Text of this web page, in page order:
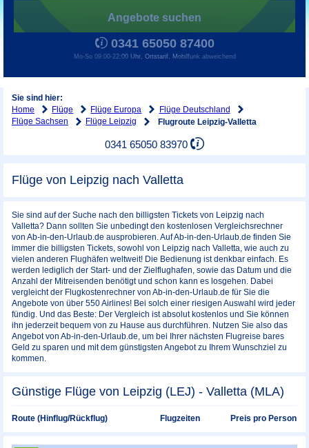
Angebote suchen
0341 65050 87400
Mo-So 09:00-22:00 Uhr, Ortstarif, Mobilfunk abweichend
Sie sind hier:
Home
Flüge Flüge Europa
Flüge Deutschland
Flüge Sachsen
Flüge Leipzig Flugroute Leipzig-Valletta
0341 65050 83970
Flüge von Leipzig nach Valletta
Sie sind auf der Suche nach den billigsten Tickets von Leipzig nach
Valletta? Dann sollten Sie unbedingt den kostenlosen Vergleichsrechner
von Ab-in-den-Urlaub.de ausprobieren. Auf Ab-in-den-Urlaub.de finden Sie
immer die billigsten Tickets, sowohl von Leipzig nach Valletta, wie auch zu
vielen anderen Flughäfen weltweit! Die Bedienung ist denkbar einfach. Es
werden lediglich der Start- und der Zielflughafen, sowie das Datum und die
Anzahl der Mitreisenden benötigt und schon kann es losgehen. Dabei
vergleicht der Flugkostenrechner von Ab-in-den-Urlaub.de für Sie die
Angebote von über 550 Airlines! Bei solch einer riesigen Auswahl wird jeder
fündig. Und das Beste: Der Vergleich ist absolut kostenlos und Sie können
ihn jederzeit bequem von zu Hause aus durchführen. Nutzen Sie also das
Angebot von Ab-in-den-Urlaub.de, um bei Ihrer nächsten Flugreise bares
Geld zu sparen und mit dem günstigsten Angebot zu Ihrem Wunschziel zu
kommen.
Günstige Flüge von Leipzig (LEJ) - Valletta (MLA)
Route (Hinflug/Rückflug) Flugzeiten Preis pro Person